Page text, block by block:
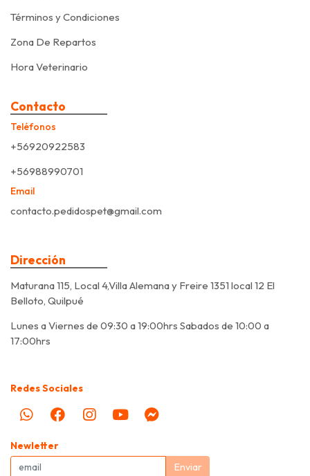
Términos y Condiciones
Zona De Repartos
Hora Veterinario
Contacto
Teléfonos
+56920922583
+56988990701
Email
contacto.pedidospet@gmail.com
Dirección
Maturana 115, Local 4,Villa Alemana y Freire 1351 local 12 El
Belloto, Quilpué
Lunes a Viernes de 09:30 a 19:00hrs Sabados de 10:00 a
17:00hrs
Redes Sociales
Newletter
Enviar